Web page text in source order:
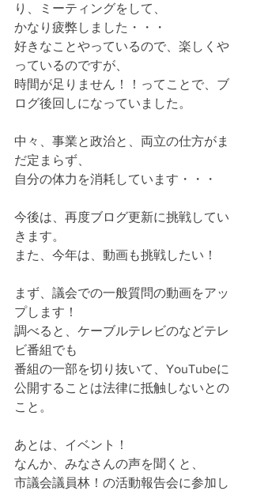
り、ミーティングをして、
かなり疲弊しました・・・
好きなことやっているので、楽しくや
っているのですが、
時間が足りません！！ってことで、ブ
ログ後回しになっていました。
中々、事業と政治と、両立の仕方がま
だ定まらず、
自分の体力を消耗しています・・・
今後は、再度ブログ更新に挑戦してい
きます。
また、今年は、動画も挑戦したい！
まず、議会での一般質問の動画をアッ
プします！
調べると、ケーブルテレビのなどテレ
ビ番組でも
番組の一部を切り抜いて、YouTubeに
公開することは法律に抵触しないとの
こと。
あとは、イベント！
なんか、みなさんの声を聞くと、
市議会議員林！の活動報告会に参加し